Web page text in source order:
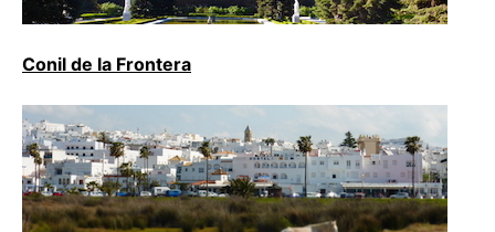
Conil de la Frontera